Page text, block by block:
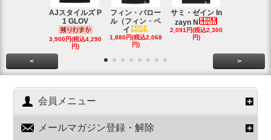
AJスタイルズ P
1 GLOV
3,900円(税込4,290
円)
フィン・バロー
ル（フィン・ベ
イ
1,880円(税込2,068
円)
サミ・ゼイン In
zayn N
2,091円(税込2,300
円)
< >
会員メニュー
メールマガジン登録・解除